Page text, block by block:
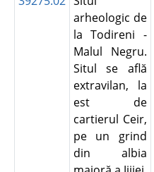
arheologic de
la Todireni -
Malul Negru.
Situl se află
extravilan, la
est de
cartierul Ceir,
pe un grind
din albia